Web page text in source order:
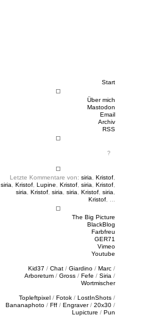
Start
Über mich
Mastodon
Email
Archiv
RSS
Letzte Kommentare von: siria Kristof
siria
Kristof Lupine Kristof siria Kristof
siria
Kristof siria siria Kristof siria
Kristof
The Big Picture
BlackBlog
Farbfreu
GER71
Vimeo
Youtube
Kid37 / Chat / Giardino / Marc /
Arboretum / Gross / Fefe / Siria /
Wortmischer
Topleftpixel / Fotok / LostInShots /
Bananaphoto / Fff / Engraver/ 20x30 /
Lupicture / Pun